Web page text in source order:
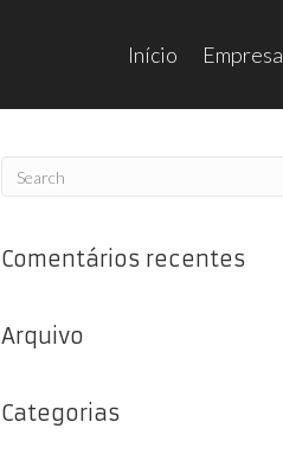
Início Empresa
Comentários recentes
Arquivo
Categorias